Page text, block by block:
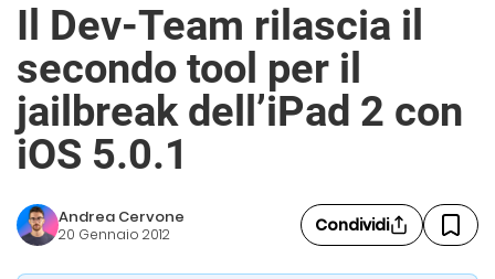
Il Dev-Team rilascia il
secondo tool per il
jailbreak dell’iPad 2 con
iOS 5.0.1
Andrea Cervone
20 Gennaio 2012 Condividi